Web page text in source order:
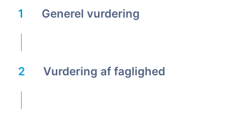
Generel vurdering
Vurdering af faglighed